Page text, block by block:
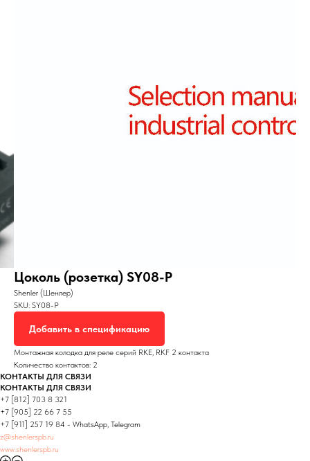
Цоколь (розетка) SY08-P
Shenler (Шенлер)
SKU: SY08-P
Добавить в спецификацию
Монтажная колодка для реле серий RKE, RKF 2 контакта
Количество контактов: 2
КОНТАКТЫ ДЛЯ СВЯЗИ
КОНТАКТЫ ДЛЯ СВЯЗИ
+7 [812] 703 8 321
+7 [905] 22 66 7 55
+7 [911] 257 19 84 - WhatsApp, Telegram
z@shenlerspb.ru
www.shenlerspb.ru